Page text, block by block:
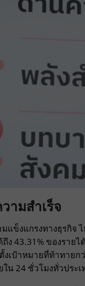
ามสำเร็จ
แข็งแกรงทางธุรกิจ
ถึง 43.31% ของรา
ป้าหมายที่ท้าทายก
น 24 ชั่วโมงทั่วประ